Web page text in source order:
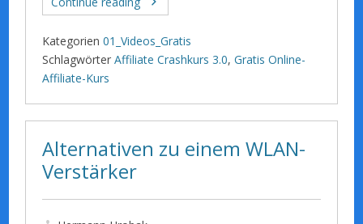
Kategorien 01_Videos_Gratis
Schlagwörter Affiliate Crashkurs 3.0,Gratis Online-
Affiliate-Kurs
Alternativen zu einem WLAN-
Verstärker